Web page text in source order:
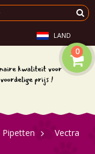
LAND
0
Pipetten >
Vectra